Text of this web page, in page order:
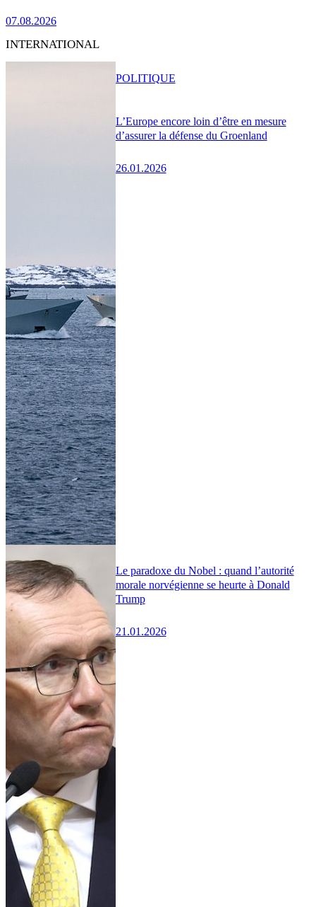
07.08.2026
INTERNATIONAL
L’Europe encore loin d’être en mesure
d’assurer la défense du Groenland
26.01.2026
POLITIQUE
Le paradoxe du Nobel : quand l’autorité
morale norvégienne se heurte à Donald
Trump
21.01.2026